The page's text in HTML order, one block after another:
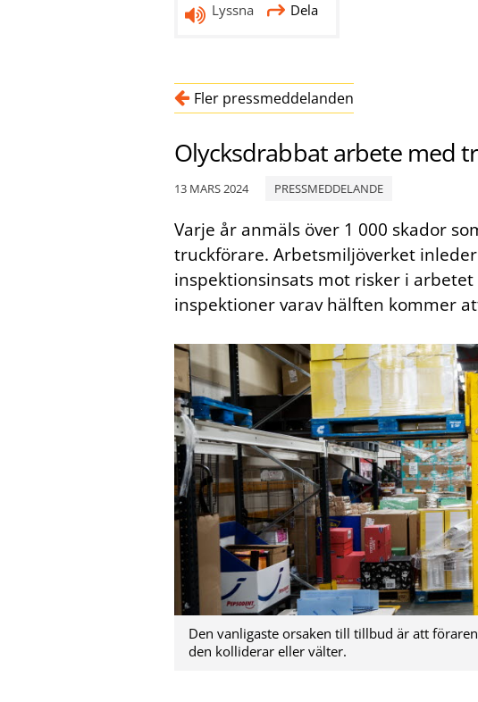
Lyssna Dela
Fler pressmeddelanden
Olycksdrabbat arbete med
13 MARS 2024 PRESSMEDDELANDE
Varje år anmäls över 1 000 skador
truckförare. Arbetsmiljöverket
inspektionsinsats mot risker i
inspektioner varav hälften kommer
Den vanligaste orsaken till tillbud är att
den kolliderar eller välter.